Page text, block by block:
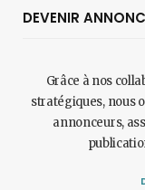
DEVENIR
Grâce à nos
stratégiques, nous
annonceurs,